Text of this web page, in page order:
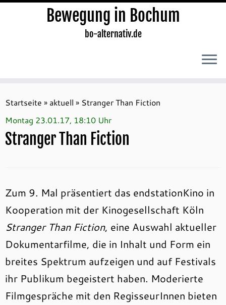
Inhalt
springen
Bewegung in Bochum
bo-alternativ.de
Startseite » aktuell » Stranger Than Fiction
Montag 23.01.17, 18:10 Uhr
Stranger Than Fiction
Zum 9. Mal präsentiert das endstationKino in
Kooperation mit der Kinogesellschaft Köln
Stranger Than Fiction, eine Auswahl aktueller
Dokumentarfilme, die in Inhalt und Form ein
breites Spektrum aufzeigen und auf Festivals
ihr Publikum begeistert haben. Moderierte
Filmgespräche mit den RegisseurInnen bieten